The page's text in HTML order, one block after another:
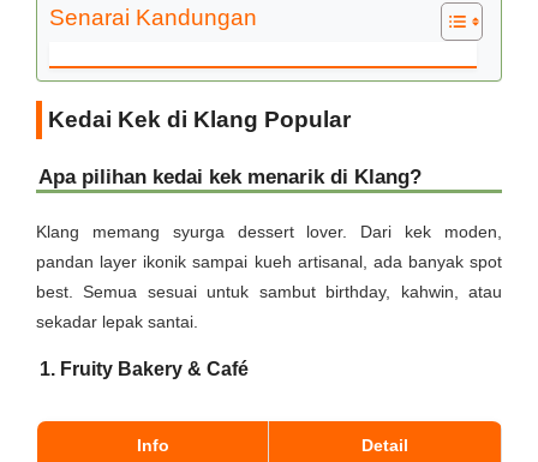
Senarai Kandungan
Kedai Kek di Klang Popular
Apa pilihan kedai kek menarik di Klang?
Klang memang syurga dessert lover. Dari kek moden,
pandan layer ikonik sampai kueh artisanal, ada banyak spot
best. Semua sesuai untuk sambut birthday, kahwin, atau
sekadar lepak santai.
1. Fruity Bakery & Café
Info Detail